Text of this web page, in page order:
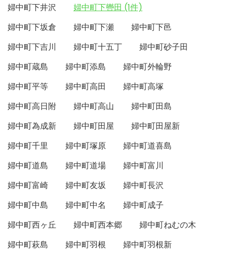
婦中町下井沢
婦中町下轡田 (1件)
婦中町下坂倉
婦中町下瀬
婦中町下邑
婦中町下吉川
婦中町十五丁
婦中町砂子田
婦中町蔵島
婦中町添島
婦中町外輪野
婦中町平等
婦中町高田
婦中町高塚
婦中町高日附
婦中町高山
婦中町田島
婦中町為成新
婦中町田屋
婦中町田屋新
婦中町千里
婦中町塚原
婦中町道喜島
婦中町道島
婦中町道場
婦中町富川
婦中町富崎
婦中町友坂
婦中町長沢
婦中町中島
婦中町中名
婦中町成子
婦中町西ヶ丘
婦中町西本郷
婦中町ねむの木
婦中町萩島
婦中町羽根
婦中町羽根新